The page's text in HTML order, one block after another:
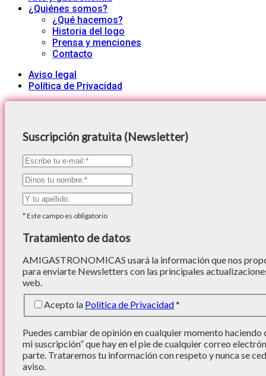
¿Quiénes somos?
¿Qué hacemos?
Historia del logo
Prensa y menciones
Contacto
Aviso legal
Política de Privacidad
Suscripción gratuita (Newsletter)
*Este campo es obligatorio
Tratamiento de datos
AMIGASTRONOMICAS usará la información que nos
para enviarte Newsletters con las principales
web.
Acepto la Política de Privacidad*
Puedes cambiar de opinión en cualquier momento haciendo
mi suscripción” que hay en el pie de cualquier correo
parte. Trataremos tu información con respeto y nunca se
aviso.